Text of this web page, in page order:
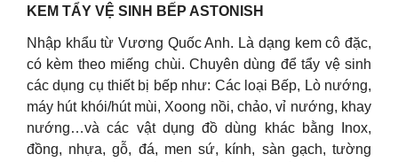
KEM TẨY VỆ SINH BẾP ASTONISH
Nhập khẩu từ Vương Quốc Anh. Là dạng kem cô đặc,
có kèm theo miếng chùi. Chuyên dùng để tẩy vệ sinh
các dụng cụ thiết bị bếp như: Các loại Bếp, Lò nướng,
máy hút khói/hút mùi, Xoong nồi, chảo, vỉ nướng, khay
nướng…và các vật dụng đồ dùng khác bằng Inox,
đồng, nhựa, gỗ, đá, men sứ, kính, sàn gạch, tường